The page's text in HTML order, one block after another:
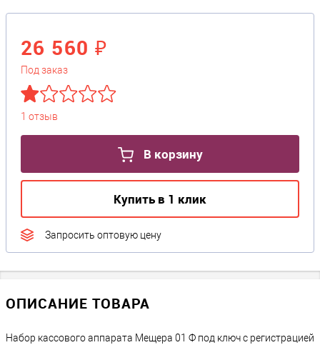
26 560 ₽
Под заказ
1 отзыв
В корзину
Купить в 1 клик
Запросить оптовую цену
ОПИСАНИЕ ТОВАРА
Набор кассового аппарата Мещера 01 Ф под ключ с регистрацией